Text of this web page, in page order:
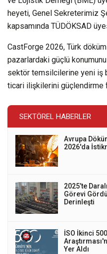
heyeti, Genel Sekreterimiz
kapsamında TÜDÖKSAD
CastForge 2026, Türk
pazarlardaki güçlü
sektör temsilcilerine yeni iş
ticari ilişkilerini güçlendirme
SEKTÖREL HABERLER
Avrupa
2026'da
2025’te
Görevi
Derinleşti
İSO İkinci
Yer Aldı